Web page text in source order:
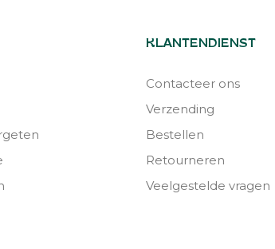
KLANTENDIENST
Contacteer ons
Verzending
Bestellen
Retourneren
Veelgestelde vragen